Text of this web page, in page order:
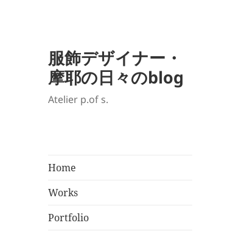
服飾デザイナー・
摩耶の日々のblog
Atelier p.of s.
Home
Works
Portfolio